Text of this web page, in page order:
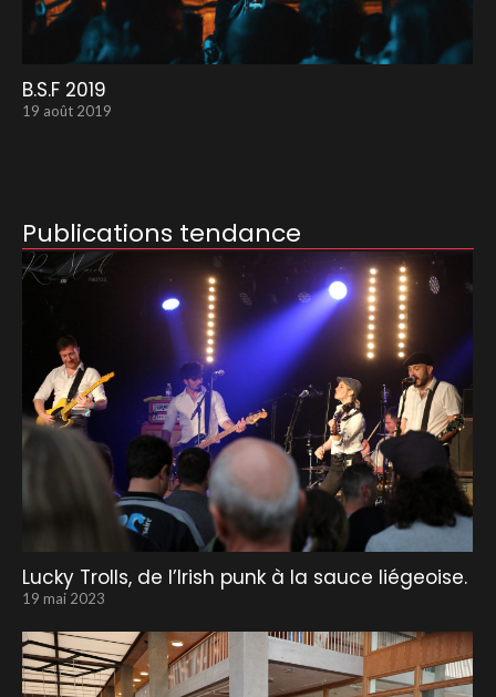
B.S.F 2019
19 août 2019
Publications tendance
Lucky Trolls, de l’Irish punk à la sauce liégeoise.
19 mai 2023